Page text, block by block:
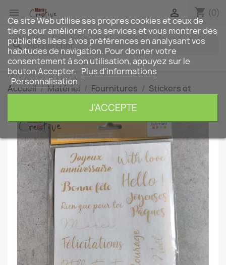
 shopping_cart (0)

search
Accueil Matériel Fournitures
Stickers et
Ce site Web utilise ses propres cookies et ceux de
tiers pour améliorer nos services et vous montrer des
publicités liées à vos préférences en analysant vos
habitudes de navigation. Pour donner votre
consentement à son utilisation, appuyez sur le
bouton Accepter. Plus d'informations
Personnalisation
J'ACCEPTE